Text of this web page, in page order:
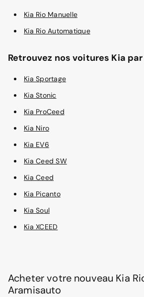
Kia Rio Manuelle
Kia Rio Automatique
Retrouvez nos voitures Kia
Kia Sportage
Kia Stonic
Kia ProCeed
Kia Niro
Kia EV6
Kia Ceed SW
Kia Ceed
Kia Picanto
Kia Soul
Kia XCEED
Acheter votre nouveau Kia
Aramisauto